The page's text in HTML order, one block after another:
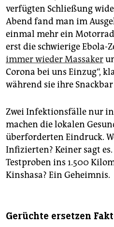
verfügten Schließung
Abend fand man im
einmal mehr ein
erst die schwierige Ebola-
immer wieder Massaker
Corona bei uns Einzug“,
während sie ihre
Zwei Infektionsfälle nur
machen die lokalen
überforderten Eindruck.
Infizierten? Keiner sagt
Testproben ins 1.500
Kinshasa? Ein Geheimnis.
Gerüchte ersetzen